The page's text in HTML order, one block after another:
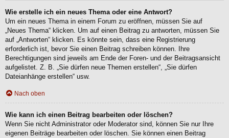
Wie erstelle ich ein neues Thema oder eine Antwort?
Um ein neues Thema in einem Forum zu eröffnen, müssen Sie auf
„Neues Thema“ klicken. Um auf einen Beitrag zu antworten, müssen Sie
auf „Antworten“ klicken. Es könnte sein, dass eine Registrierung
erforderlich ist, bevor Sie einen Beitrag schreiben können. Ihre
Berechtigungen sind jeweils am Ende der Foren- und der Beitragsansicht
aufgelistet. Z. B. „Sie dürfen neue Themen erstellen“, „Sie dürfen
Dateianhänge erstellen“ usw.
Nach oben
Wie kann ich einen Beitrag bearbeiten oder löschen?
Wenn Sie nicht Administrator oder Moderator sind, können Sie nur Ihre
eigenen Beiträge bearbeiten oder löschen. Sie können einen Beitrag